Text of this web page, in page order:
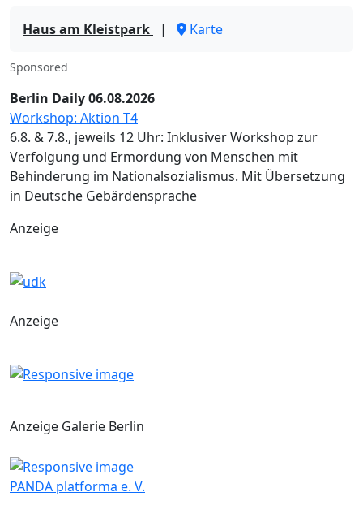
Haus am Kleistpark | Karte
Sponsored
Berlin Daily 06.08.2026
Workshop: Aktion T4
6.8. & 7.8., jeweils 12 Uhr: Inklusiver Workshop zur
Verfolgung und Ermordung von Menschen mit
Behinderung im Nationalsozialismus. Mit Übersetzung
in Deutsche Gebärdensprache
Anzeige
Anzeige
Anzeige Galerie Berlin
PANDA platforma e. V.